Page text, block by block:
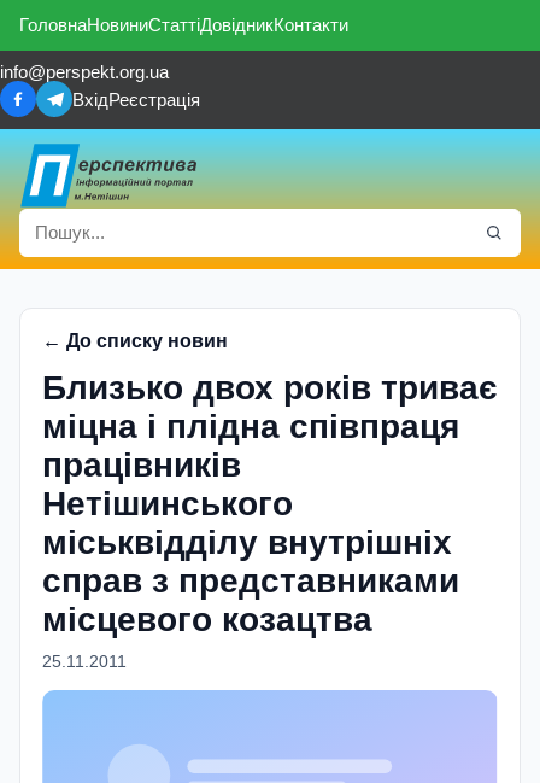
ГоловнаНовиниСтаттіДовідникКонтакти
info@perspekt.org.ua
ВхідРеєстрація
← До списку новин
Близько двох років триває
міцна і плідна співпраця
працівників
Нетішинського
міськвідділу внутрішніх
справ з представниками
місцевого козацтва
25.11.2011